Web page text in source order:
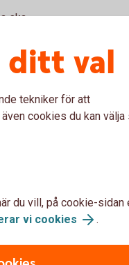
ska
för
och
eget
ditt val
tekniker för att
cookies du kan välja
du vill, på cookie-sidan
vi cookies .